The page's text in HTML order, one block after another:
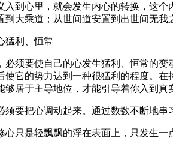
心里，就会发生内心的转换，这个
到大乘道；从世间道安置到出世间无我
利、恒常
要使自己的心发生猛利、恒常的变
使它的势力达到一种很猛利的程度。
够居于主导地位，才能引导着你入到真
把心调动起来。通过数数不断地串
是轻飘飘的浮在表面上，只发生一